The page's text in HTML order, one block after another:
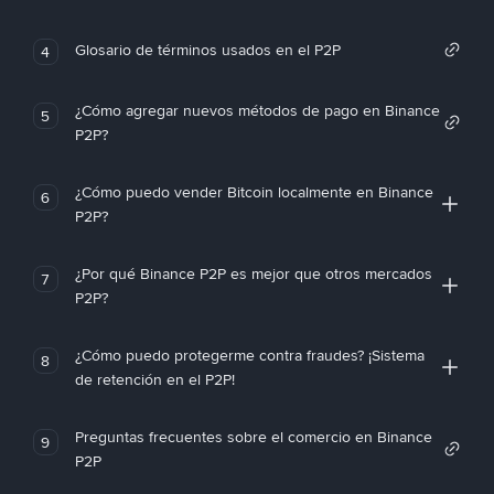
4 Glosario de términos usados en el P2P
5
¿Cómo agregar nuevos métodos de pago en Binance
P2P?
6
¿Cómo puedo vender Bitcoin localmente en Binance
P2P?
7
¿Por qué Binance P2P es mejor que otros mercados
P2P?
8
¿Cómo puedo protegerme contra fraudes? ¡Sistema
de retención en el P2P!
9
Preguntas frecuentes sobre el comercio en Binance
P2P